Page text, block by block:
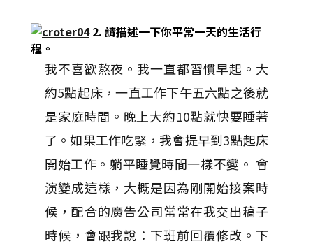
2. 請描述一下你平常一天的生活行
程。
我不喜歡熬夜。我一直都習慣早起。大
約5點起床，一直工作下午五六點之後就
是家庭時間。晚上大約10點就快要睡著
了。如果工作吃緊，我會提早到3點起床
開始工作。躺平睡覺時間一樣不變。 會
演變成這樣，大概是因為剛開始接案時
候，配合的廣告公司常常在我交出稿子
時候，會跟我說：下班前回覆修改。下